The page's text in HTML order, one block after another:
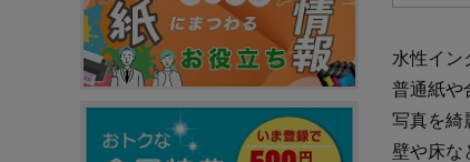
水性イン
普通紙や
写真を綺
壁や床な